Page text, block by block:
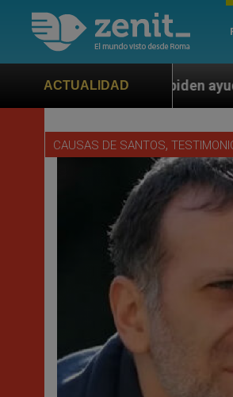
ACTUALIDAD
ayuda a Marco Rubio ante
CAUSAS DE SANTOS,